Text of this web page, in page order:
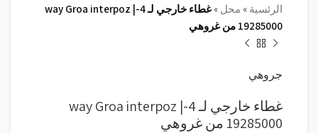
الرئسية » محل »
غطاء خارجي لـ 4-way Groa interpoz |
19285000 من غروهي
جروهي
غطاء خارجي لـ 4-way Groa interpoz |
19285000 من غروهي